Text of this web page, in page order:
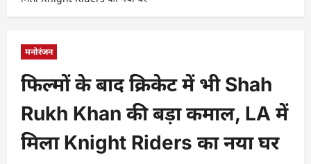
मनोरंजन
फिल्मों के बाद क्रिकेट में भी Shah
Rukh Khan की बड़ा कमाल, LA में
मिला Knight Riders का नया घर